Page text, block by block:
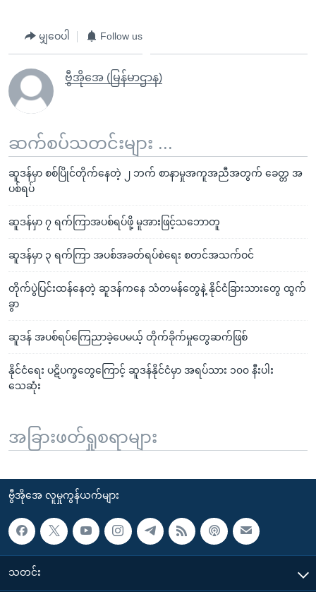
မျှဝေပါ Follow us
ဗွီအိုအေ (မြန်မာဌာန)
ဆက်စပ်သတင်းများ ...
ဆူဒန်မှာ စစ်ပြိုင်တိုက်နေတဲ့ ၂ ဘက် စာနာမှုအကူအညီအတွက် ခေတ္တ အ
ပစ်ရပ်
ဆူဒန်မှာ ၇ ရက်ကြာအပစ်ရပ်ဖို့ မူအားဖြင့်သဘောတူ
ဆူဒန်မှာ ၃ ရက်ကြာ အပစ်အခတ်ရပ်စဲရေး စတင်အသက်ဝင်
တိုက်ပွဲပြင်းထန်နေတဲ့ ဆူဒန်ကနေ သံတမန်တွေနဲ့ နိုင်ငံခြားသားတွေ ထွက်
ခွာ
ဆူဒန် အပစ်ရပ်ကြေညာခဲ့ပေမယ့် တိုက်ခိုက်မှုတွေဆက်ဖြစ်
နိုင်ငံရေး ပဋိပက္ခတွေကြောင့် ဆူဒန်နိုင်ငံမှာ အရပ်သား ၁၀၀ နီးပါး
သေဆုံး
အခြားဖတ်ရှုစရာများ
ဗွီအိုအေ လူမှုကွန်ယက်များ
သတင်း